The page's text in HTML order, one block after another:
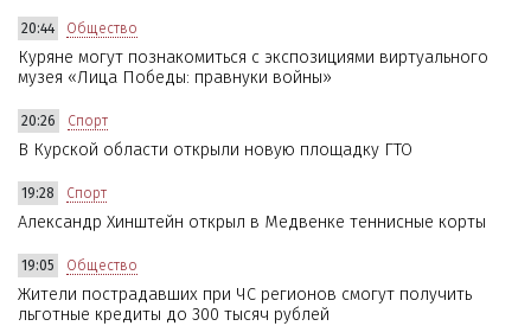
20:44 Общество
Куряне могут познакомиться с экспозициями виртуального
музея «Лица Победы: правнуки войны»
20:26 Спорт
В Курской области открыли новую площадку ГТО
19:28 Спорт
Александр Хинштейн открыл в Медвенке теннисные корты
19:05 Общество
Жители пострадавших при ЧС регионов смогут получить
льготные кредиты до 300 тысяч рублей